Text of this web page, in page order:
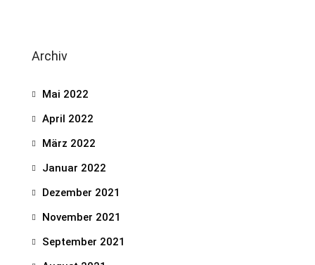
Archiv
Mai 2022
April 2022
März 2022
Januar 2022
Dezember 2021
November 2021
September 2021